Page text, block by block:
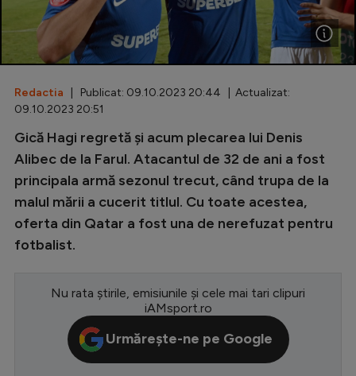
Special
Diverse
Inedit
Clasamente
Champions League
Europa League
Premier League
LaLiga
Redactia | Publicat: 09.10.2023 20:44 | Actualizat:
09.10.2023 20:51
Gică Hagi regretă și acum plecarea lui Denis
Alibec de la Farul. Atacantul de 32 de ani a fost
principala armă sezonul trecut, când trupa de la
malul mării a cucerit titlul. Cu toate acestea,
oferta din Qatar a fost una de nerefuzat pentru
fotbalist.
Nu rata știrile, emisiunile și cele mai tari clipuri
iAMsport.ro
Urmărește-ne pe Google